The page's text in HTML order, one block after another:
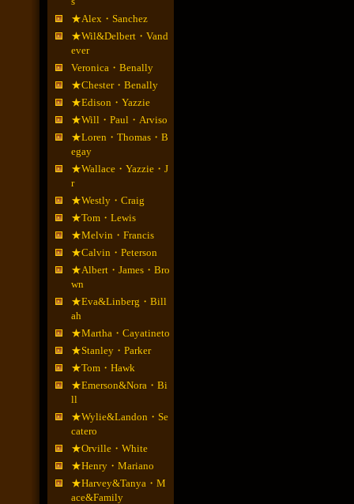
★Alex・Sanchez
★Wil&Delbert・Vand
ever
Veronica・Benally
★Chester・Benally
★Edison・Yazzie
★Will・Paul・Arviso
★Loren・Thomas・B
egay
★Wallace・Yazzie・J
r
★Westly・Craig
★Tom・Lewis
★Melvin・Francis
★Calvin・Peterson
★Albert・James・Bro
wn
★Eva&Linberg・Bill
ah
★Martha・Cayatineto
★Stanley・Parker
★Tom・Hawk
★Emerson&Nora・Bi
ll
★Wylie&Landon・Se
catero
★Orville・White
★Henry・Mariano
★Harvey&Tanya・M
ace&Family